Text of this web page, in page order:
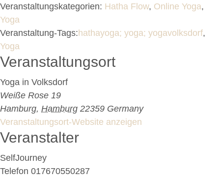
Veranstaltungskategorien: Hatha Flow, Online Yoga,
Yoga
Veranstaltung-Tags: hathayoga; yoga; yogavolksdorf,
Yoga
Veranstaltungsort
Yoga in Volksdorf
Weiße Rose 19
Hamburg, Hamburg 22359 Germany
Veranstaltungsort-Website anzeigen
Veranstalter
SelfJourney
Telefon 017670550287